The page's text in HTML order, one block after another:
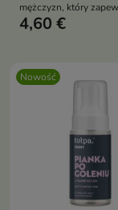
mężczyzn, który
długotrwałe uczucie
4,60 €
Nowość